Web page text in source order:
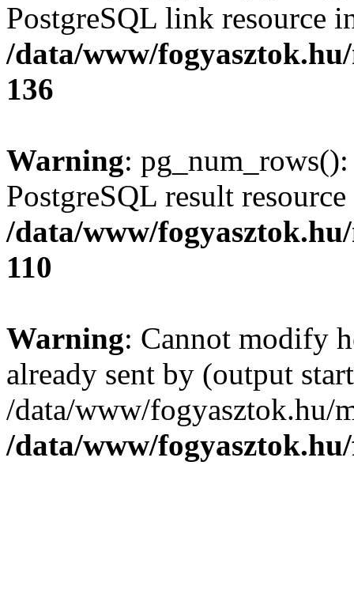
PostgreSQL link resource
/data/www/
136
Warning:
PostgreSQL result
/data/www/
110
Warning: Cannot modify
already sent by (output
/data/www/fogyasztok.hu/
/data/www/